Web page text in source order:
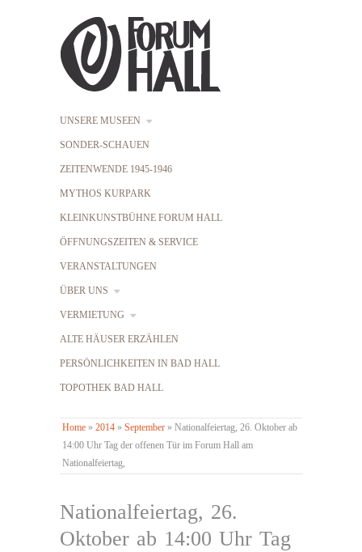
UNSERE MUSEEN
SONDER-SCHAUEN
ZEITENWENDE 1945-1946
MYTHOS KURPARK
KLEINKUNSTBÜHNE FORUM HALL
ÖFFNUNGSZEITEN & SERVICE
VERANSTALTUNGEN
ÜBER UNS
VERMIETUNG
ALTE HÄUSER ERZÄHLEN
PERSÖNLICHKEITEN IN BAD HALL
TOPOTHEK BAD HALL
Home » 2014 » September » Nationalfeiertag, 26. Oktober ab
14:00 Uhr Tag der offenen Tür im Forum Hall am
Nationalfeiertag,
Nationalfeiertag, 26.
Oktober ab 14:00 Uhr Tag